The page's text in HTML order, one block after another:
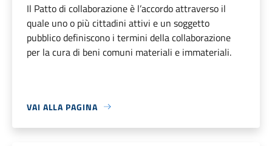
Il Patto di collaborazione è l’accordo attraverso il
quale uno o più cittadini attivi e un soggetto
pubblico definiscono i termini della collaborazione
per la cura di beni comuni materiali e immateriali.
VAI ALLA PAGINA